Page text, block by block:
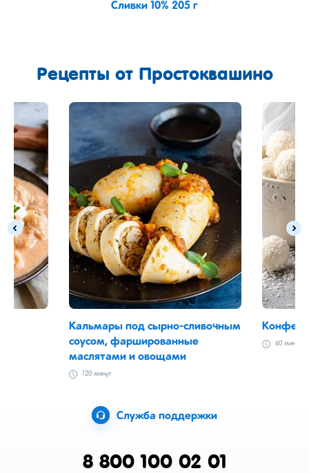
Сливки 10% 205 г
Рецепты от Простоквашино
Кальмары под сырно-сливочным
соусом, фаршированные
маслятами и овощами
120 минут
60 минут
Служба поддержки
8 800 100 02 01